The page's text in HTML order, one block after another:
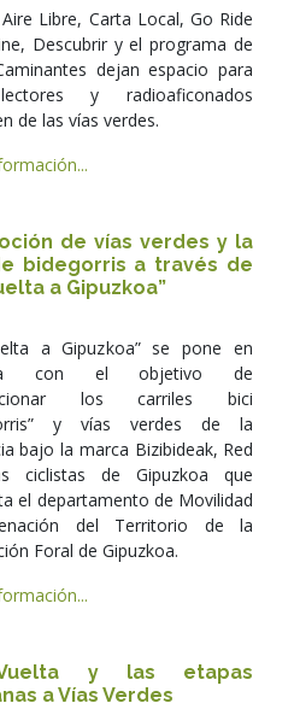
Libre, Carta Local, Go Ride
Descubrir y el programa de
dejan espacio para
y radioaficonados
de las vías verdes.
de vías verdes y la
bidegorris a través de
a Gipuzkoa”
a Gipuzkoa” se pone en
con el objetivo de
los carriles bici
y vías verdes de la
bajo la marca Bizibideak, Red
ciclistas de Gipuzkoa que
el departamento de Movilidad
del Territorio de la
Foral de Gipuzkoa.
y las etapas
a Vías Verdes